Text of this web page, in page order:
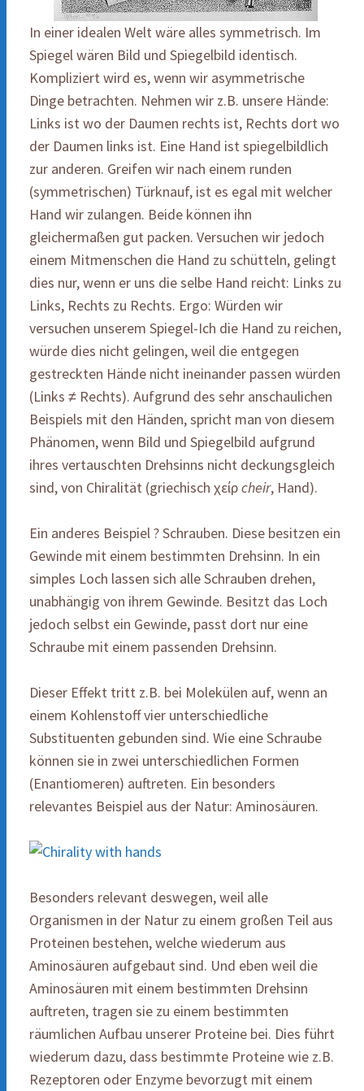
In einer idealen Welt wäre alles symmetrisch. Im
Spiegel wären Bild und Spiegelbild identisch.
Kompliziert wird es, wenn wir asymmetrische
Dinge betrachten. Nehmen wir z.B. unsere Hände:
Links ist wo der Daumen rechts ist, Rechts dort wo
der Daumen links ist. Eine Hand ist spiegelbildlich
zur anderen. Greifen wir nach einem runden
(symmetrischen) Türknauf, ist es egal mit welcher
Hand wir zulangen. Beide können ihn
gleichermaßen gut packen. Versuchen wir jedoch
einem Mitmenschen die Hand zu schütteln, gelingt
dies nur, wenn er uns die selbe Hand reicht: Links zu
Links, Rechts zu Rechts. Ergo: Würden wir
versuchen unserem Spiegel-Ich die Hand zu reichen,
würde dies nicht gelingen, weil die entgegen
gestreckten Hände nicht ineinander passen würden
(Links ≠ Rechts). Aufgrund des sehr anschaulichen
Beispiels mit den Händen, spricht man von diesem
Phänomen, wenn Bild und Spiegelbild aufgrund
ihres vertauschten Drehsinns nicht deckungsgleich
sind, von Chiralität (griechisch χείρcheir, Hand).
Ein anderes Beispiel ? Schrauben. Diese besitzen ein
Gewinde mit einem bestimmten Drehsinn. In ein
simples Loch lassen sich alle Schrauben drehen,
unabhängig von ihrem Gewinde. Besitzt das Loch
jedoch selbst ein Gewinde, passt dort nur eine
Schraube mit einem passenden Drehsinn.
Dieser Effekt tritt z.B. bei Molekülen auf, wenn an
einem Kohlenstoff vier unterschiedliche
Substituenten gebunden sind. Wie eine Schraube
können sie in zwei unterschiedlichen Formen
(Enantiomeren) auftreten. Ein besonders
relevantes Beispiel aus der Natur: Aminosäuren.
Besonders relevant deswegen, weil alle
Organismen in der Natur zu einem großen Teil aus
Proteinen bestehen, welche wiederum aus
Aminosäuren aufgebaut sind. Und eben weil die
Aminosäuren mit einem bestimmten Drehsinn
auftreten, tragen sie zu einem bestimmten
räumlichen Aufbau unserer Proteine bei. Dies führt
wiederum dazu, dass bestimmte Proteine wie z.B.
Rezeptoren oder Enzyme bevorzugt mit einem